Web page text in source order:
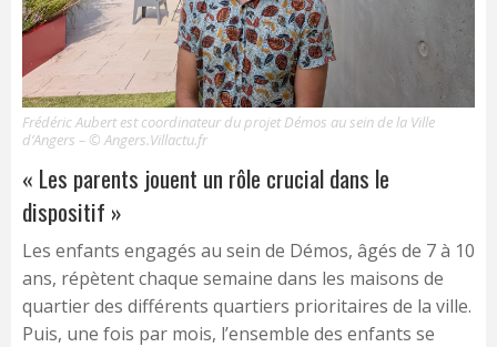
Frédéric Aubert est coordinateur du projet Démos au sein de la Ville
d’Angers – © Angers.Villactu.fr
« Les parents jouent un rôle crucial dans le
dispositif »
Les enfants engagés au sein de Démos, âgés de 7 à 10
ans, répètent chaque semaine dans les maisons de
quartier des différents quartiers prioritaires de la ville.
Puis, une fois par mois, l’ensemble des enfants se